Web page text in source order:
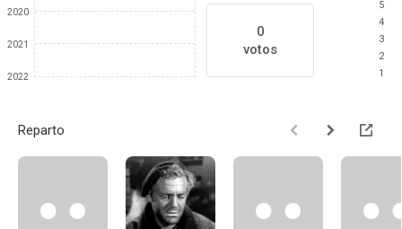
2020
2021
2022
0
votos
5
4
3
2
1
Reparto